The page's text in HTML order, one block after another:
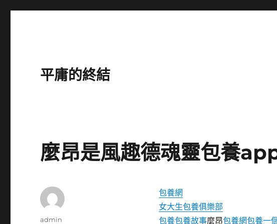
平庸的終結
麼昂是風趣德魂靈包養
包養網
女大生包養俱樂部
包養包養故事麼昂包養網包養一
作
admin